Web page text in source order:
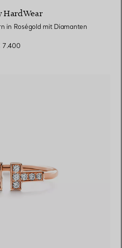
HardWear
in Roségold mit Diamanten
7.400